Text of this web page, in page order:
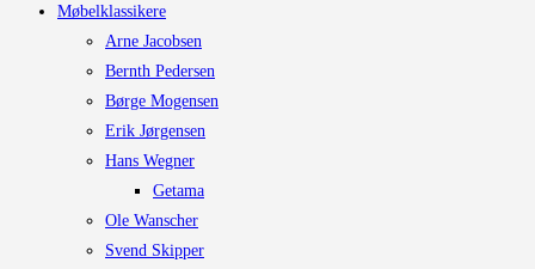
Møbelklassikere
Arne Jacobsen
Bernth Pedersen
Børge Mogensen
Erik Jørgensen
Hans Wegner
Getama
Ole Wanscher
Svend Skipper